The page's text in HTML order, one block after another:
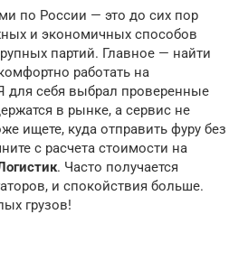
по России — это до сих пор
и экономичных способов
партий. Главное — найти
работать на
для себя выбрал проверенные
в рынке, а сервис не
ищете, куда отправить фуру без
с расчета стоимости на
. Часто получается
и спокойствия больше.
грузов!